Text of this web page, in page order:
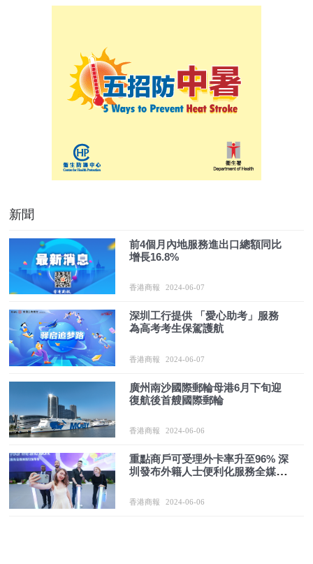
新聞
前4個月內地服務進出口總額同比
增長16.8%
香港商報 2024-06-07
深圳工行提供 「愛心助考」服務
為高考考生保駕護航
香港商報 2024-06-07
廣州南沙國際郵輪母港6月下旬迎
復航後首艘國際郵輪
香港商報 2024-06-06
重點商戶可受理外卡率升至96% 深
圳發布外籍人士便利化服務全媒體
香港商報 2024-06-06